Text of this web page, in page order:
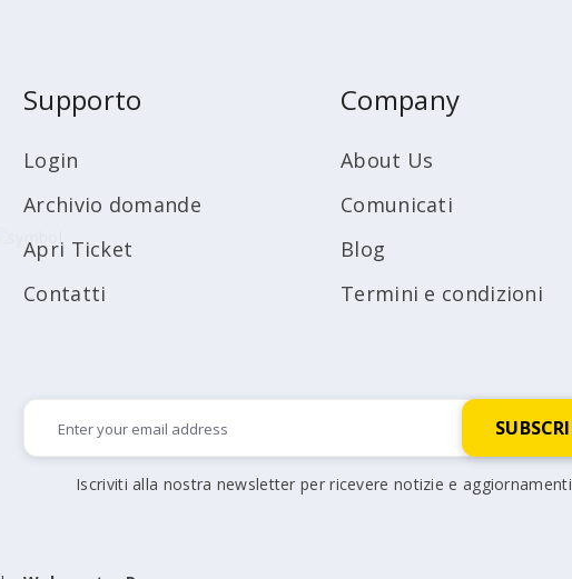
Supporto
Login
Archivio domande
Apri Ticket
Contatti
Company
About Us
Comunicati
Blog
Termini e condizioni
Iscriviti alla nostra newsletter per ricevere notizie e aggiornamenti